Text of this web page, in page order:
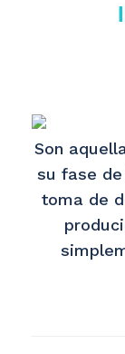
Son
su fase
toma de